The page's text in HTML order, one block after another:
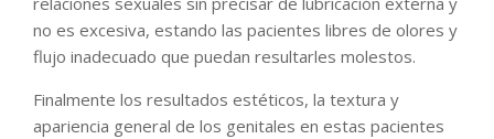
no es excesiva, estando las pacientes libres de olores y
flujo inadecuado que puedan resultarles molestos.
Finalmente los resultados estéticos, la textura y
apariencia general de los genitales en estas pacientes